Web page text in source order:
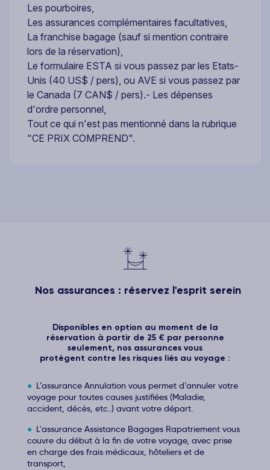
Les pourboires,
Les assurances complémentaires facultatives,
La franchise bagage (sauf si mention contraire
lors de la réservation),
Le formulaire ESTA si vous passez par les Etats-
Unis (40 US$ / pers), ou AVE si vous passez par
le Canada (7 CAN$ / pers).- Les dépenses
d'ordre personnel,
Tout ce qui n'est pas mentionné dans la rubrique
"CE PRIX COMPREND".
Nos assurances : réservez l'esprit serein
Disponibles en option au moment de la
réservation à partir de 25 € par personne
seulement, nos assurances vous
protègent contre les risques liés au voyage :
L’assurance Annulation vous permet d’annuler votre
voyage pour toutes causes justifiées (Maladie,
accident, décès, etc..) avant votre départ.
L'assurance Assistance Bagages Rapatriement vous
couvre du début à la fin de votre voyage, avec prise
en charge des frais médicaux, hôteliers et de
transport,